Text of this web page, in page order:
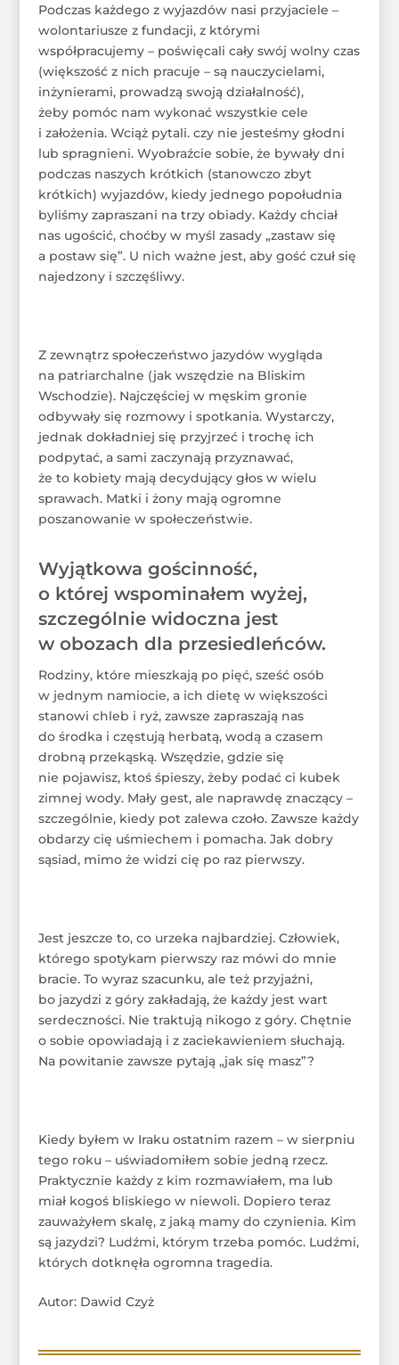
Podczas każdego z wyjazdów nasi przyjaciele –
wolontariusze z fundacji, z którymi
współpracujemy – poświęcali cały swój wolny czas
(większość z nich pracuje – są nauczycielami,
inżynierami, prowadzą swoją działalność),
żeby pomóc nam wykonać wszystkie cele
i założenia. Wciąż pytali. czy nie jesteśmy głodni
lub spragnieni. Wyobraźcie sobie, że bywały dni
podczas naszych krótkich (stanowczo zbyt
krótkich) wyjazdów, kiedy jednego popołudnia
byliśmy zapraszani na trzy obiady. Każdy chciał
nas ugościć, choćby w myśl zasady „zastaw się
a postaw się”. U nich ważne jest, aby gość czuł się
najedzony i szczęśliwy.
Z zewnątrz społeczeństwo jazydów wygląda
na patriarchalne (jak wszędzie na Bliskim
Wschodzie). Najczęściej w męskim gronie
odbywały się rozmowy i spotkania. Wystarczy,
jednak dokładniej się przyjrzeć i trochę ich
podpytać, a sami zaczynają przyznawać,
że to kobiety mają decydujący głos w wielu
sprawach. Matki i żony mają ogromne
poszanowanie w społeczeństwie.
Wyjątkowa gościnność,
o której wspominałem wyżej,
szczególnie widoczna jest
w obozach dla przesiedleńców.
Rodziny, które mieszkają po pięć, sześć osób
w jednym namiocie, a ich dietę w większości
stanowi chleb i ryż, zawsze zapraszają nas
do środka i częstują herbatą, wodą a czasem
drobną przekąską. Wszędzie, gdzie się
nie pojawisz, ktoś śpieszy, żeby podać ci kubek
zimnej wody. Mały gest, ale naprawdę znaczący –
szczególnie, kiedy pot zalewa czoło. Zawsze każdy
obdarzy cię uśmiechem i pomacha. Jak dobry
sąsiad, mimo że widzi cię po raz pierwszy.
Jest jeszcze to, co urzeka najbardziej. Człowiek,
którego spotykam pierwszy raz mówi do mnie
bracie. To wyraz szacunku, ale też przyjaźni,
bo jazydzi z góry zakładają, że każdy jest wart
serdeczności. Nie traktują nikogo z góry. Chętnie
o sobie opowiadają i z zaciekawieniem słuchają.
Na powitanie zawsze pytają „jak się masz”?
Kiedy byłem w Iraku ostatnim razem – w sierpniu
tego roku – uświadomiłem sobie jedną rzecz.
Praktycznie każdy z kim rozmawiałem, ma lub
miał kogoś bliskiego w niewoli. Dopiero teraz
zauważyłem skalę, z jaką mamy do czynienia. Kim
są jazydzi? Ludźmi, którym trzeba pomóc. Ludźmi,
których dotknęła ogromna tragedia.
Autor: Dawid Czyż